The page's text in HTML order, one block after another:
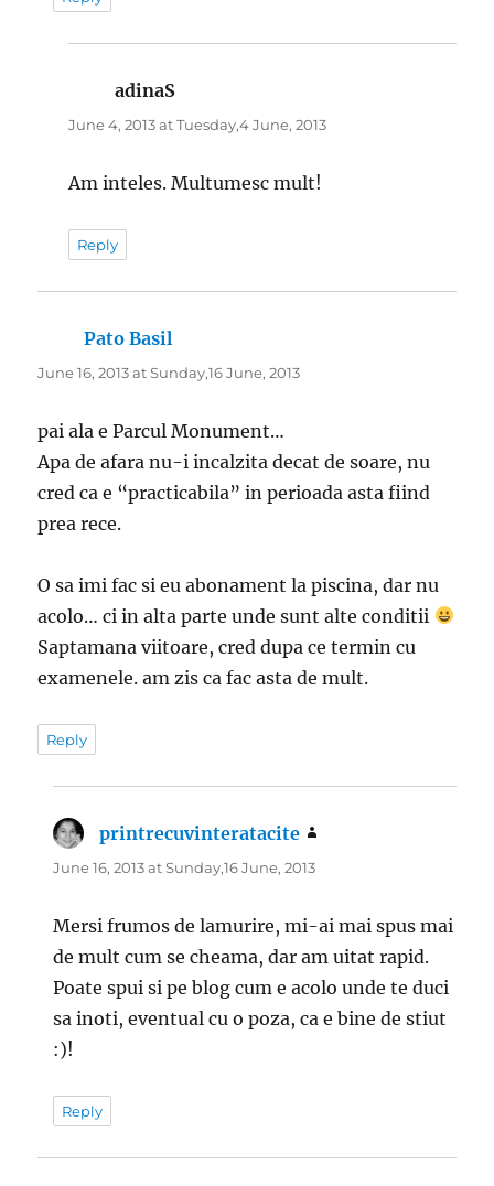
adinaS
June 4, 2013 at Tuesday,4 June, 2013
Am inteles. Multumesc mult!
Reply
Pato Basil
June 16, 2013 at Sunday,16 June, 2013
pai ala e Parcul Monument…
Apa de afara nu-i incalzita decat de soare, nu
cred ca e “practicabila” in perioada asta fiind
prea rece.
O sa imi fac si eu abonament la piscina, dar nu
acolo… ci in alta parte unde sunt alte conditii
Saptamana viitoare, cred dupa ce termin cu
examenele. am zis ca fac asta de mult.
Reply
printrecuvinteratacite
June 16, 2013 at Sunday,16 June, 2013
Mersi frumos de lamurire, mi-ai mai spus mai
de mult cum se cheama, dar am uitat rapid.
Poate spui si pe blog cum e acolo unde te duci
sa inoti, eventual cu o poza, ca e bine de stiut
:)!
Reply